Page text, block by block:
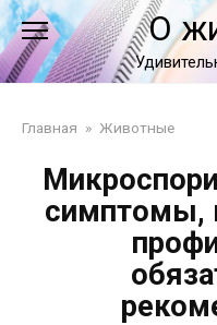
Перейти
к
контенту
О
Главная » Животные
симптомы,